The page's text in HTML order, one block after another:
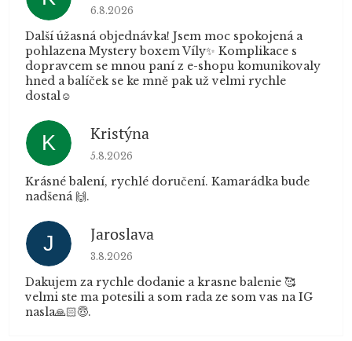
Hodnocení obchodu je 5 z 5 hvězdiček.
6.8.2026
Další úžasná objednávka! Jsem moc spokojená a
pohlazena Mystery boxem Víly✨ Komplikace s
dopravcem se mnou paní z e-shopu komunikovaly
hned a balíček se ke mně pak už velmi rychle
dostal☺️
K Kristýna
Hodnocení obchodu je 5 z 5 hvězdiček.
5.8.2026
Krásné balení, rychlé doručení. Kamarádka bude
nadšená 🙌.
J Jaroslava
Hodnocení obchodu je 5 z 5 hvězdiček.
3.8.2026
Dakujem za rychle dodanie a krasne balenie 🥰
velmi ste ma potesili a som rada ze som vas na IG
nasla🙏🏻😇.